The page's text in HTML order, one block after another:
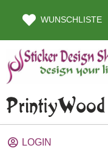
WUNSCHLISTE
LOGIN